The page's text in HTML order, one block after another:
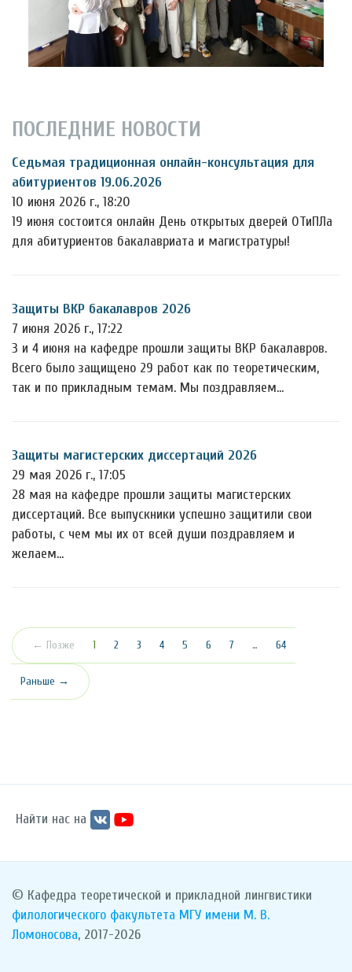
ПОСЛЕДНИЕ НОВОСТИ
Седьмая традиционная онлайн-консультация для
абитуриентов 19.06.2026
10 июня 2026 г., 18:20
19 июня состоится онлайн День открытых дверей ОТиПЛа
для абитуриентов бакалавриата и магистратуры!
Защиты ВКР бакалавров 2026
7 июня 2026 г., 17:22
3 и 4 июня на кафедре прошли защиты ВКР бакалавров.
Всего было защищено 29 работ как по теоретическим,
так и по прикладным темам. Мы поздравляем…
Защиты магистерских диссертаций 2026
29 мая 2026 г., 17:05
28 мая на кафедре прошли защиты магистерских
диссертаций. Все выпускники успешно защитили свои
работы, с чем мы их от всей души поздравляем и
желаем…
← Позже 1 (текущая)
2 3 4 5 6 7 … 64
Раньше →
Найти нас на
© Кафедра теоретической и прикладной лингвистики
филологического факультета МГУ имени М. В.
Ломоносова, 2017-2026